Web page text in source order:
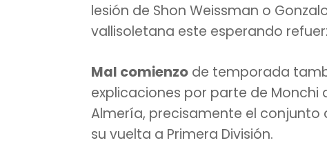
lesión de Shon Weissman o
vallisoletana este esperando
Mal comienzo de temporada
explicaciones por parte de
Almería, precisamente el conjunto
su vuelta a Primera División.